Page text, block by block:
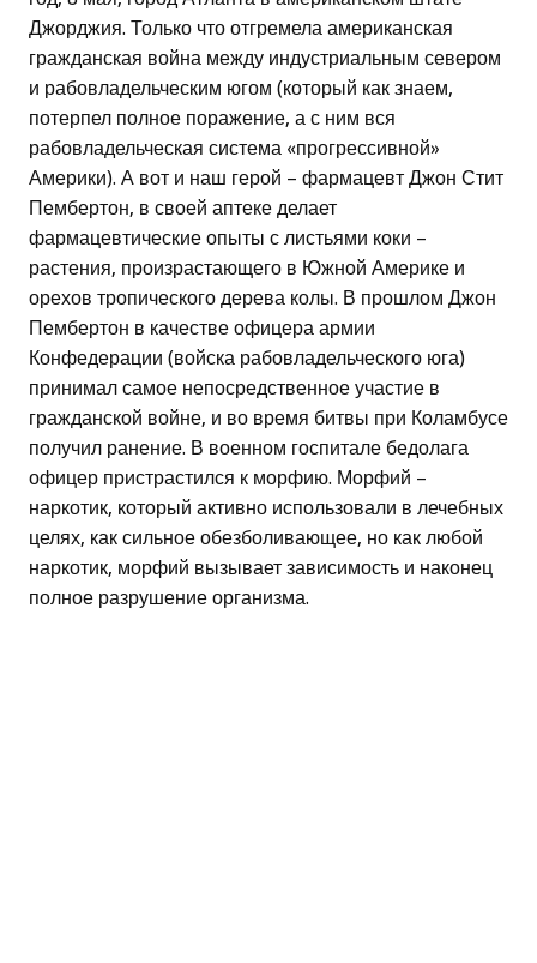
Джорджия. Только что отгремела американская
гражданская война между индустриальным севером
и рабовладельческим югом (который как знаем,
потерпел полное поражение, а с ним вся
рабовладельческая система «прогрессивной»
Америки). А вот и наш герой – фармацевт Джон Стит
Пембертон, в своей аптеке делает
фармацевтические опыты с листьями коки –
растения, произрастающего в Южной Америке и
орехов тропического дерева колы. В прошлом Джон
Пембертон в качестве офицера армии
Конфедерации (войска рабовладельческого юга)
принимал самое непосредственное участие в
гражданской войне, и во время битвы при Коламбусе
получил ранение. В военном госпитале бедолага
офицер пристрастился к морфию. Морфий –
наркотик, который активно использовали в лечебных
целях, как сильное обезболивающее, но как любой
наркотик, морфий вызывает зависимость и наконец
полное разрушение организма.